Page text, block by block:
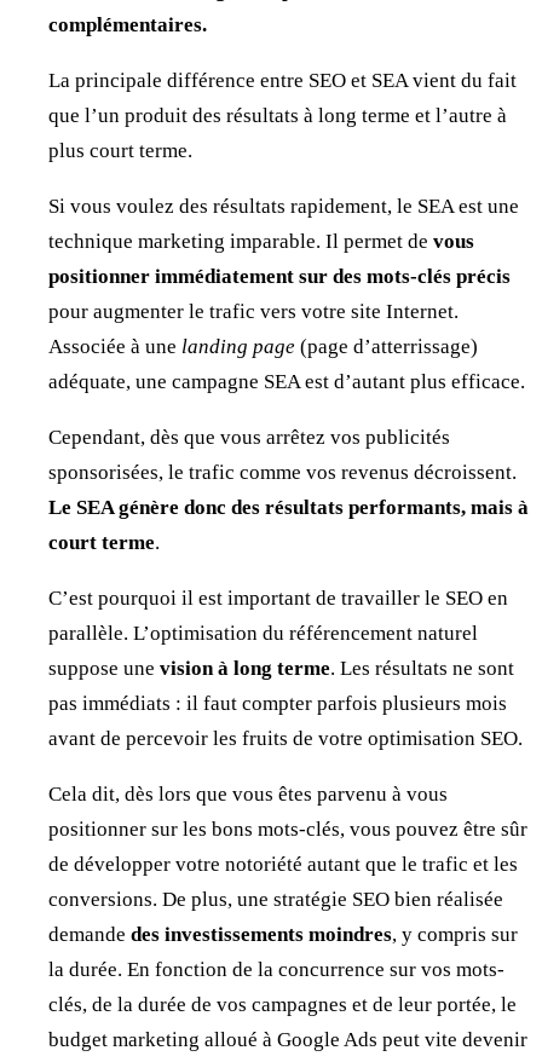
complémentaires.
La principale différence entre SEO et SEA vient du fait
que l’un produit des résultats à long terme et l’autre à
plus court terme.
Si vous voulez des résultats rapidement, le SEA est une
technique marketing imparable. Il permet de vous
positionner immédiatement sur des mots-clés précis
pour augmenter le trafic vers votre site Internet.
Associée à une landing page (page d’atterrissage)
adéquate, une campagne SEA est d’autant plus efficace.
Cependant, dès que vous arrêtez vos publicités
sponsorisées, le trafic comme vos revenus décroissent.
Le SEA génère donc des résultats performants, mais à
court terme.
C’est pourquoi il est important de travailler le SEO en
parallèle. L’optimisation du référencement naturel
suppose une vision à long terme. Les résultats ne sont
pas immédiats : il faut compter parfois plusieurs mois
avant de percevoir les fruits de votre optimisation SEO.
Cela dit, dès lors que vous êtes parvenu à vous
positionner sur les bons mots-clés, vous pouvez être sûr
de développer votre notoriété autant que le trafic et les
conversions. De plus, une stratégie SEO bien réalisée
demande des investissements moindres, y compris sur
la durée. En fonction de la concurrence sur vos mots-
clés, de la durée de vos campagnes et de leur portée, le
budget marketing alloué à Google Ads peut vite devenir